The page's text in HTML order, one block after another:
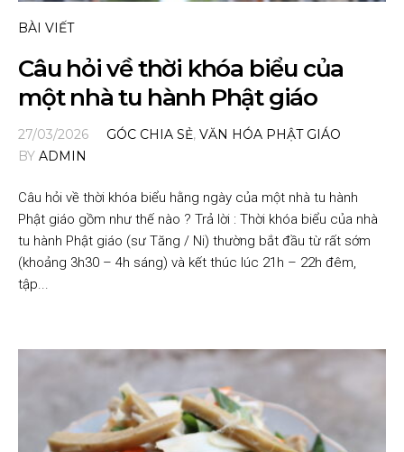
BÀI VIẾT
Câu hỏi về thời khóa biểu của
một nhà tu hành Phật giáo
27/03/2026 GÓC CHIA SẺ, VĂN HÓA PHẬT GIÁO
BY ADMIN
Câu hỏi về thời khóa biểu hằng ngày của một nhà tu hành
Phật giáo gồm như thế nào ? Trả lời : Thời khóa biểu của nhà
tu hành Phật giáo (sư Tăng / Ni) thường bắt đầu từ rất sớm
(khoảng 3h30 – 4h sáng) và kết thúc lúc 21h – 22h đêm,
tập...